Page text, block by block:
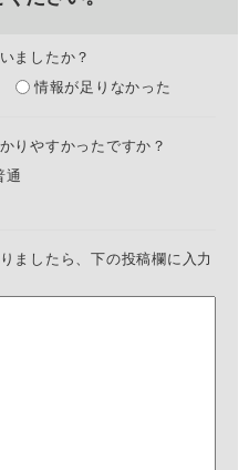
ましたか？
情報が足りなかった
りやすかったですか？
通
ましたら、下の投稿欄に入力